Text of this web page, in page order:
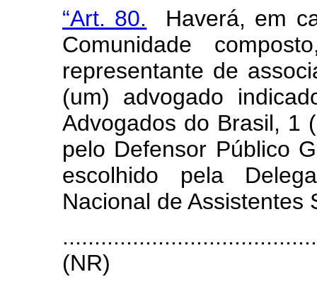
“Art. 80. Haverá, em
Comunidade
representante de
(um) advogado
Advogados do Brasil, 1
pelo Defensor Público
escolhido pela
Nacional de Assistentes
(NR)